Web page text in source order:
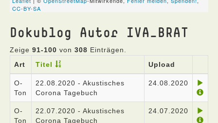
Dokublog Autor IVA_BRAT
Zeige 91-100 von 308 Einträgen.
Art
Titel Upload
O-
Ton
22.08.2020 - Akustisches
Corona Tagebuch
24.08.2020
O-
Ton
22.07.2020 - Akustisches
Corona Tagebuch
24.07.2020